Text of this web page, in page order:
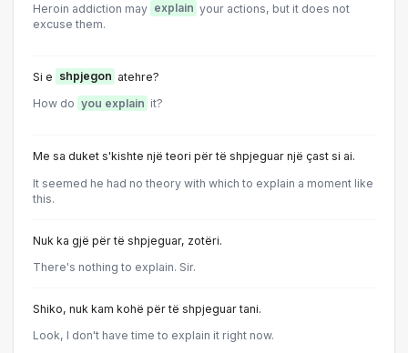
Heroin addiction may explain your actions, but it does not
excuse them.
Si e shpjegon atehre?
How do you explain it?
Me sa duket s'kishte një teori për të shpjeguar një çast si ai.
It seemed he had no theory with which to explain a moment like
this.
Nuk ka gjë për të shpjeguar, zotëri.
There's nothing to explain. Sir.
Shiko, nuk kam kohë për të shpjeguar tani.
Look, I don't have time to explain it right now.